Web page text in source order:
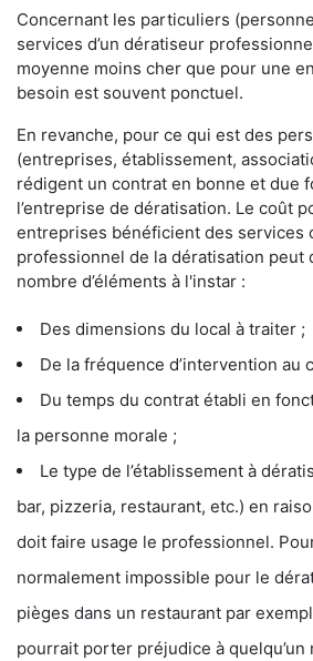
Concernant les particuliers
services d’un dératiseur
moyenne moins cher que pour une
besoin est souvent ponctuel.
En revanche, pour ce qui est des
(entreprises, établissement,
rédigent un contrat en bonne et due
l’entreprise de dératisation. Le coût
entreprises bénéficient des services
professionnel de la dératisation peut
nombre d’éléments à l'instar :
Des dimensions du local à traiter ;
De la fréquence d’intervention au
Du temps du contrat établi en
la personne morale ;
Le type de l’établissement à
bar, pizzeria, restaurant, etc.) en
doit faire usage le professionnel.
normalement impossible pour le
pièges dans un restaurant par
pourrait porter préjudice à quelqu’un